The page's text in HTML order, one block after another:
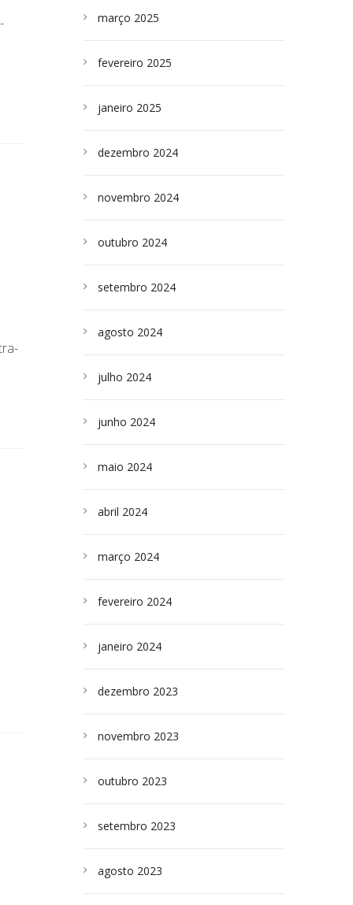
março 2025
fevereiro 2025
janeiro 2025
dezembro 2024
novembro 2024
outubro 2024
setembro 2024
agosto 2024
julho 2024
junho 2024
maio 2024
abril 2024
março 2024
fevereiro 2024
janeiro 2024
dezembro 2023
novembro 2023
outubro 2023
setembro 2023
agosto 2023